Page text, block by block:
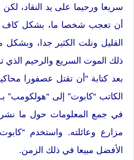
سريعا ورحيما على يد النقاد،
أن تعجب شخصا ما، بشكل كاف
القليل ونلت الكثير جدا، وبشكل
ذلك الموت السريع والرحيم الذي
بعد كتابة “أن تقتل عصفورا
الكاتب “كابوت” إلى “هولكومب”
في جمع المعلومات حول ما
مزارع وعائلته. واستخدم
الأفضل مبيعا في ذلك الزمن.